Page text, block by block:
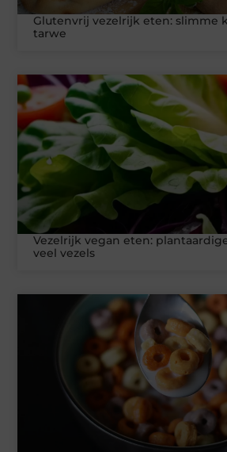
Glutenvrij vezelrijk eten: slimme
tarwe
Vezelrijk vegan eten:
veel vezels